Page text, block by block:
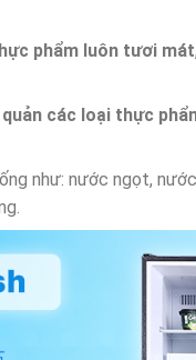
phẩm luôn tươi mát
các loại thực
như: nước ngọt,